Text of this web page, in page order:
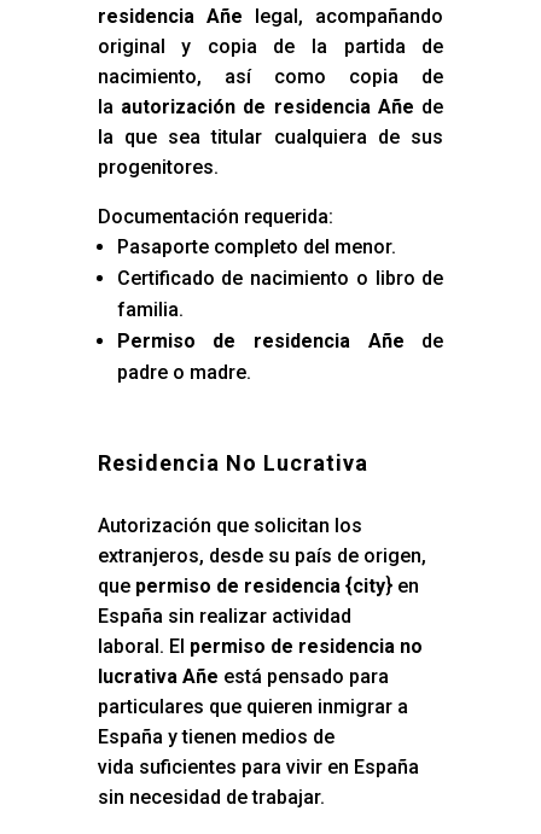
residencia Añe legal, acompañando
original y copia de la partida de
nacimiento, así como copia de
la autorización de residencia Añe de
la que sea titular cualquiera de sus
progenitores.
Documentación requerida:
Pasaporte completo del menor.
Certificado de nacimiento o libro de
familia.
Permiso de residencia Añe de
padre o madre.
Residencia No Lucrativa
Autorización que solicitan los
extranjeros, desde su país de origen,
que permiso de residencia {city} en
España sin realizar actividad
laboral. El permiso de residencia no
lucrativa Añe está pensado para
particulares que quieren inmigrar a
España y tienen medios de
vida suficientes para vivir en España
sin necesidad de trabajar.